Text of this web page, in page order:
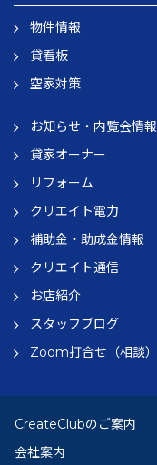
物件情報
貸看板
空家対策
お知らせ・内覧会情報
貸家オーナー
リフォーム
クリエイト電力
補助金・助成金情報
クリエイト通信
お店紹介
スタッフブログ
Zoom打合せ（相談）
CreateClubのご案内
会社案内